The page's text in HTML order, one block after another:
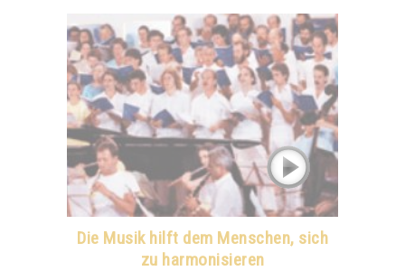
Die Musik hilft dem Menschen, sich
zu harmonisieren